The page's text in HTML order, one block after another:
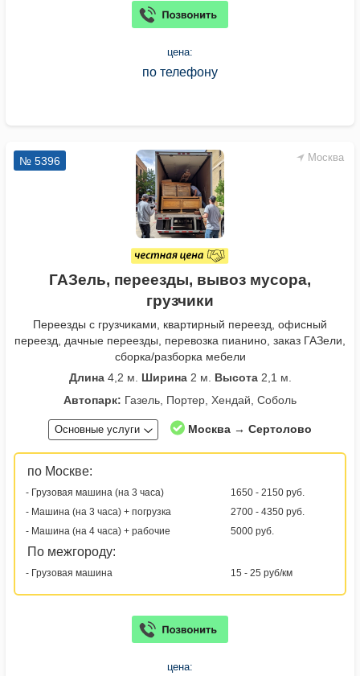
цена:
по телефону
Москва
№ 5396
ГАЗель, переезды, вывоз мусора,
грузчики
Переезды с грузчиками, квартирный переезд, офисный
переезд, дачные переезды, перевозка пианино, заказ ГАЗели,
сборка/разборка мебели
Длина4,2 м. Ширина2 м. Высота2,1 м.
Автопарк: Газель, Портер, Хендай, Соболь
Основные услуги Москва → Сертолово
по Москве:
- Грузовая машина (на 3 часа)
1650 - 2150 руб.
- Машина (на 3 часа) + погрузка
2700 - 4350 руб.
- Машина (на 4 часа) + рабочие
5000 руб.
По межгороду:
- Грузовая машина 15 - 25 руб/км
цена: